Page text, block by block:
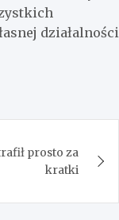
działalności
prosto za
kratki